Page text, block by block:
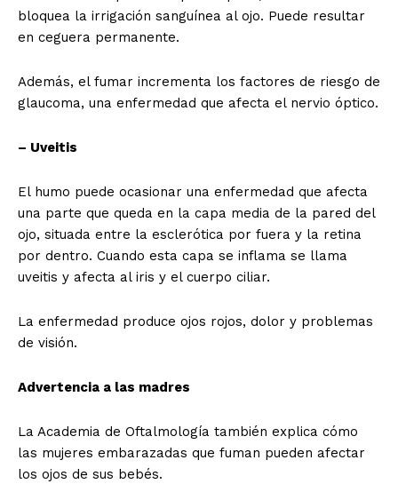
bloquea la irrigación sanguínea al ojo. Puede resultar
en ceguera permanente.
Además, el fumar incrementa los factores de riesgo de
glaucoma, una enfermedad que afecta el nervio óptico.
– Uveitis
El humo puede ocasionar una enfermedad que afecta
una parte que queda en la capa media de la pared del
ojo, situada entre la esclerótica por fuera y la retina
por dentro. Cuando esta capa se inflama se llama
uveitis y afecta al iris y el cuerpo ciliar.
La enfermedad produce ojos rojos, dolor y problemas
de visión.
Advertencia a las madres
La Academia de Oftalmología también explica cómo
las mujeres embarazadas que fuman pueden afectar
los ojos de sus bebés.